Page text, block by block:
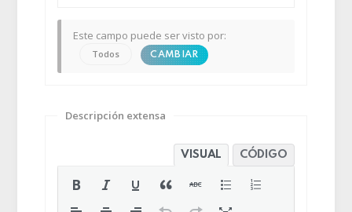
Este campo puede ser visto por:
Todos CAMBIAR
Descripción extensa
VISUAL CÓDIGO